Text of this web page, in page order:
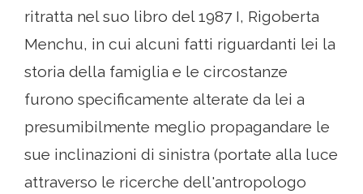
ritratta nel suo libro del 1987 I, Rigoberta
Menchu, in cui alcuni fatti riguardanti lei la
storia della famiglia e le circostanze
furono specificamente alterate da lei a
presumibilmente meglio propagandare le
sue inclinazioni di sinistra (portate alla luce
attraverso le ricerche dell'antropologo